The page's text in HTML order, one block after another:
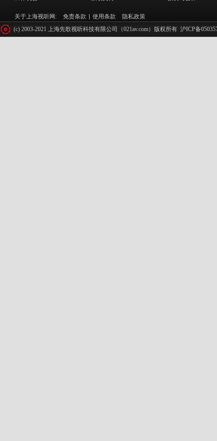
关于上海视听网: 免责条款 使用条款
隐私政策
(c) 2003-2021 上海先歌视听科技有限公司（021av.com）版权所有 沪ICP备